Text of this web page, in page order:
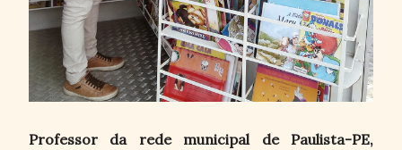
Professor da rede municipal de Paulista-PE,